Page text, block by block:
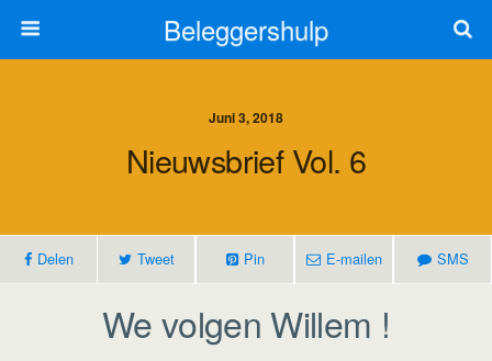
Beleggershulp
Juni 3, 2018
Nieuwsbrief Vol. 6
Delen Tweet Pin E-mailen SMS
We volgen Willem !